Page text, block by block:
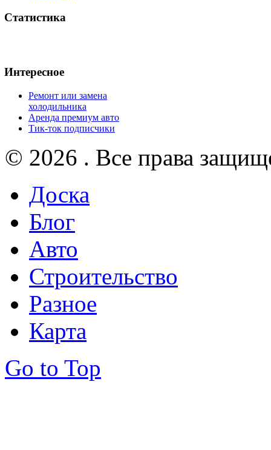
Статистика
Интересное
Ремонт или замена
холодильника
Аренда премиум авто
Тик-ток подписчики
© 2026 . Все права
Доска
Блог
Авто
Строительство
Разное
Карта
Go to Top